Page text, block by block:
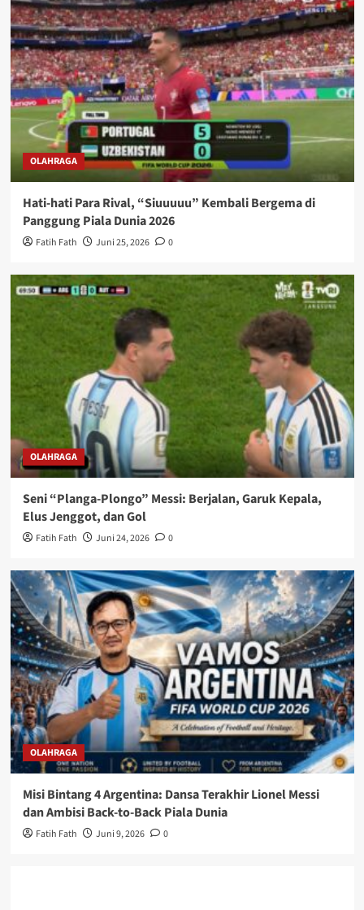
OLAHRAGA
Hati-hati Para Rival, “Siuuuuu” Kembali Bergema di
Panggung Piala Dunia 2026
Fatih Fath Juni 25, 2026 0
OLAHRAGA
Seni “Planga-Plongo” Messi: Berjalan, Garuk Kepala,
Elus Jenggot, dan Gol
Fatih Fath Juni 24, 2026 0
OLAHRAGA
Misi Bintang 4 Argentina: Dansa Terakhir Lionel Messi
dan Ambisi Back-to-Back Piala Dunia
Fatih Fath Juni 9, 2026 0